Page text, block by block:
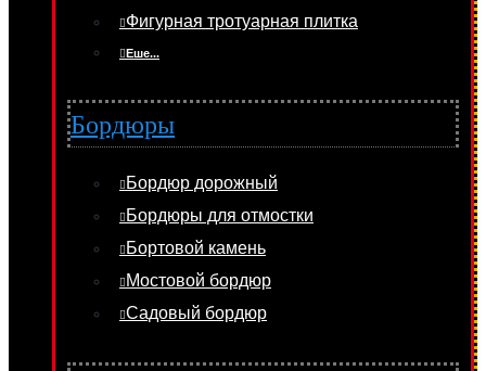
Фигурная тротуарная плитка
Еше...
Бордюры
Бордюр дорожный
Бордюры для отмостки
Бортовой камень
Мостовой бордюр
Садовый бордюр